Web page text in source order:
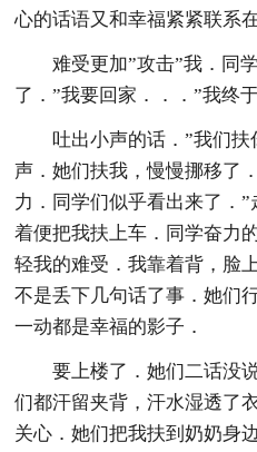
心的话语又和幸福紧紧联系
难受更加”攻击”我．同
了．”我要回家．．．”我终
吐出小声的话．”我们
声．她们扶我，慢慢挪移了
力．同学们似乎看出来了．
着便把我扶上车．同学奋力
轻我的难受．我靠着背，脸
不是丢下几句话了事．她们
一动都是幸福的影子．
要上楼了．她们二话没
们都汗留夹背，汗水湿透了
关心．她们把我扶到奶奶身